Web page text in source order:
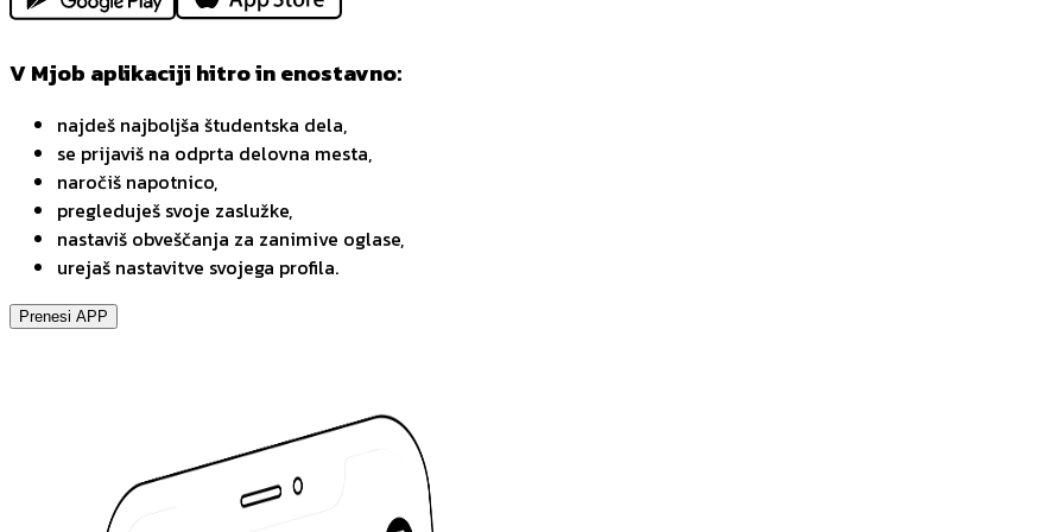
V Mjob aplikaciji hitro in enostavno:
najdeš najboljša študentska dela,
se prijaviš na odprta delovna mesta,
naročiš napotnico,
pregleduješ svoje zaslužke,
nastaviš obveščanja za zanimive oglase,
urejaš nastavitve svojega profila.
Prenesi APP